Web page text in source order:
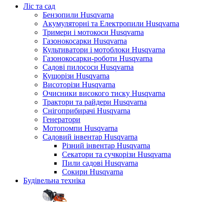
Ліс та сад
Бензопили Husqvarna
Акумуляторні та Електропили Husqvarna
Тримери і мотокоси Husqvarna
Газонокосарки Husqvarna
Культиватори і мотоблоки Husqvarna
Газонокосарки-роботи Husqvarna
Садові пилососи Husqvarna
Кущорізи Husqvarna
Висоторізи Husqvarna
Очисники високого тиску Husqvarna
Трактори та райдери Husqvarna
Снігоприбирачі Husqvarna
Генератори
Мотопомпи Husqvarna
Садовий інвентар Husqvarna
Різний інвентар Husqvarna
Секатори та сучкорізи Husqvarna
Пили садові Husqvarna
Сокири Husqvarna
Будівельна техніка